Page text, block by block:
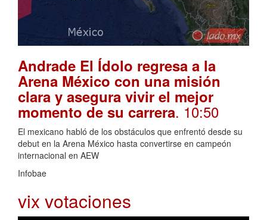
Andrade El Ídolo regresa a la
Arena México con una misión
clara y asegura vivir el mejor
momento de su carrera. 10:50
El mexicano habló de los obstáculos que enfrentó desde su
debut en la Arena México hasta convertirse en campeón
internacional en AEW
Infobae
vix votaciones